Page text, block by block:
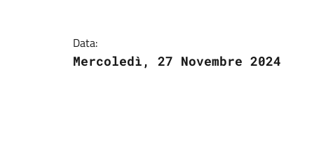
Data:
Mercoledì, 27 Novembre 2024